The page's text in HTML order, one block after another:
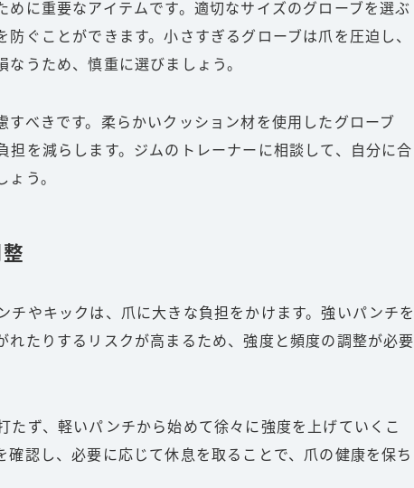
めに重要なアイテムです。適切なサイズのグローブを選ぶ
ぐことができます。小さすぎるグローブは爪を圧迫し、
うため、慎重に選びましょう。
すべきです。柔らかいクッション材を使用したグローブ
担を減らします。ジムのトレーナーに相談して、自分に合
ょう。
チやキックは、爪に大きな負担をかけます。強いパンチを
れたりするリスクが高まるため、強度と頻度の調整が必要
たず、軽いパンチから始めて徐々に強度を上げていくこ
確認し、必要に応じて休息を取ることで、爪の健康を保ち